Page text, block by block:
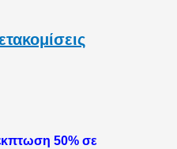
έκπτωση 50% σε